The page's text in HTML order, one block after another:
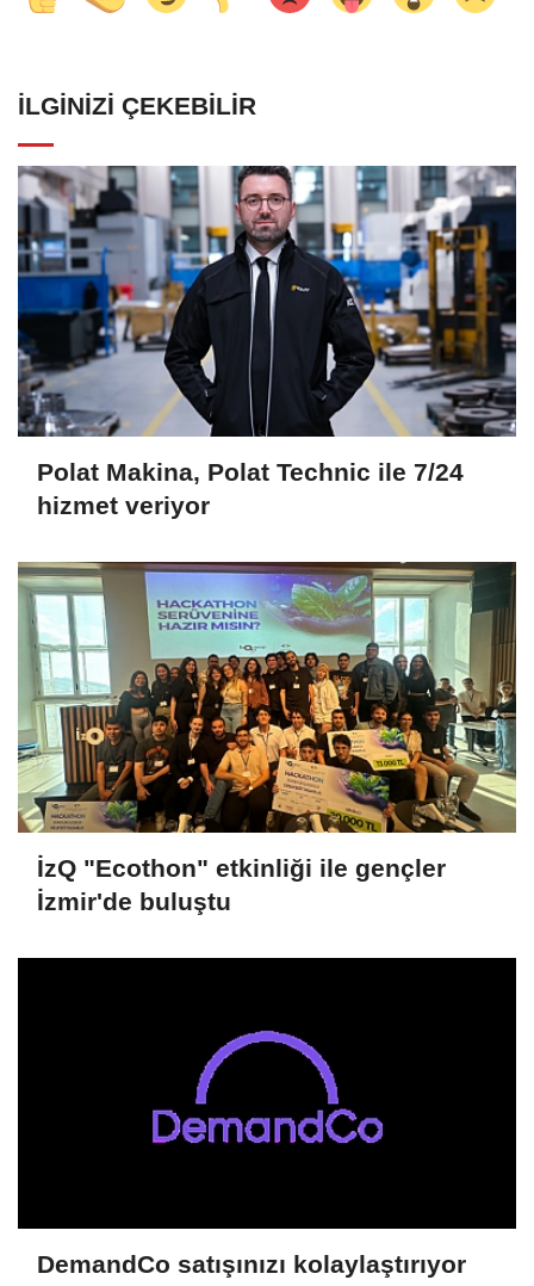
İLGINIZI ÇEKEBILIR
Polat Makina, Polat Technic ile 7/24
hizmet veriyor
İzQ "Ecothon" etkinliği ile gençler
İzmir'de buluştu
DemandCo satışınızı kolaylaştırıyor